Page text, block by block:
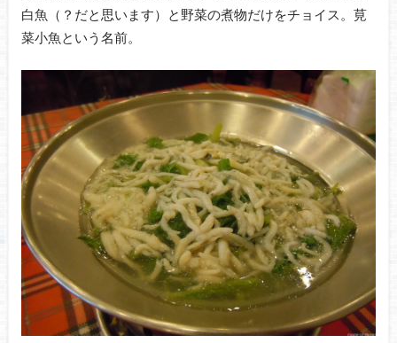
白魚（？だと思います）と野菜の煮物だけをチョイス。莧
菜小魚という名前。